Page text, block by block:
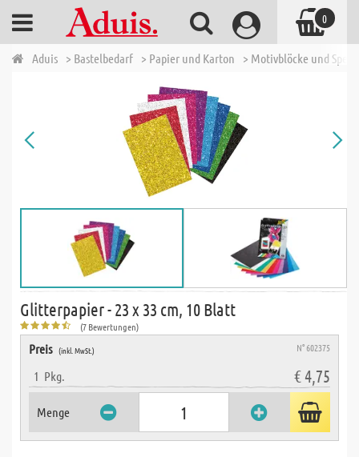
Aduis > Bastelbedarf > Papier und Karton > Motivblöcke und
Glitterpapier - 23 x 33 cm, 10 Blatt
(7 Bewertungen)
Preis (inkl. MwSt.) N° 602375
1 Pkg. € 4,75
Menge
0